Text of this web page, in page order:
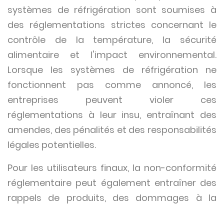
systèmes de réfrigération sont soumises à
des réglementations strictes concernant le
contrôle de la température, la sécurité
alimentaire et l'impact environnemental.
Lorsque les systèmes de réfrigération ne
fonctionnent pas comme annoncé, les
entreprises peuvent violer ces
réglementations à leur insu, entraînant des
amendes, des pénalités et des responsabilités
légales potentielles.
Pour les utilisateurs finaux, la non-conformité
réglementaire peut également entraîner des
rappels de produits, des dommages à la